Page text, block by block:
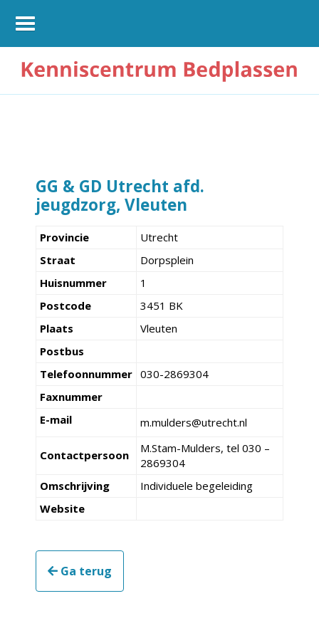
GG & GD Utrecht afd.
jeugdzorg, Vleuten
Provincie
Utrecht
Straat
Dorpsplein
Huisnummer
1
Postcode
3451 BK
Plaats
Vleuten
Postbus
Telefoonnummer 030-2869304
Faxnummer
E-mail
m.mulders@utrecht.nl
Contactpersoon
M.Stam-Mulders, tel 030 –
2869304
Omschrijving
Individuele begeleiding
Website
Ga terug